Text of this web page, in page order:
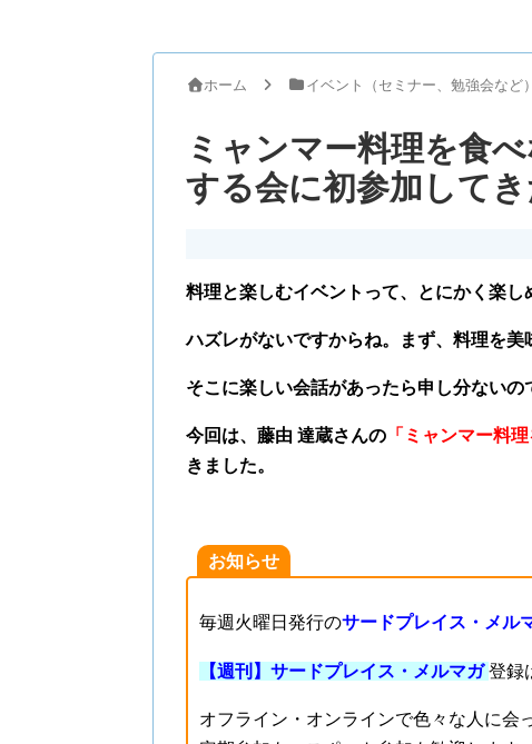
ホーム イベント（セミナー、勉強会など）
ミャンマー料理を食
する会に初参加してき
料理と楽しむイベントって、とにかく楽し
ハズレがないですからね。まず、料理を美
そこに楽しい会話があったら申し分ないの
今回は、藤由 達蔵さんの 「ミャンマー料
きました。
お知らせ
毎週火曜日発行のサードプレイス・メル
【週刊】サードプレイス・メルマガ 登
オフライン・オンラインで色々な人に会